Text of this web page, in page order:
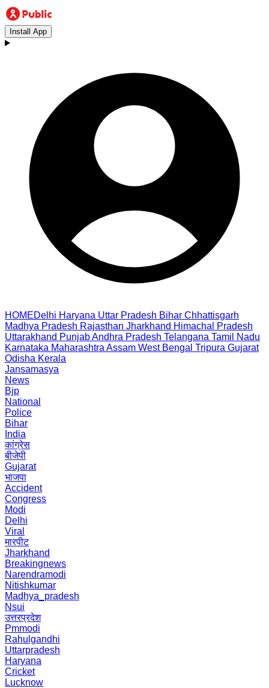
Install App
HOMEDelhi Haryana Uttar Pradesh Bihar Chhattisgarh
Madhya Pradesh Rajasthan Jharkhand Himachal Pradesh
Uttarakhand PunjabAndhra Pradesh Telangana Tamil Nadu
Karnataka Maharashtra Assam West Bengal Tripura Gujarat
Odisha Kerala
Jansamasya
News
Bjp
National
Police
Bihar
India
कांग्रेस
बीजेपी
Gujarat
भाजपा
Accident
Congress
Modi
Delhi
Viral
मारपीट
Jharkhand
Breakingnews
Narendramodi
Nitishkumar
Madhya_pradesh
Nsui
उत्तरप्रदेश
Pmmodi
Rahulgandhi
Uttarpradesh
Haryana
Cricket
Lucknow